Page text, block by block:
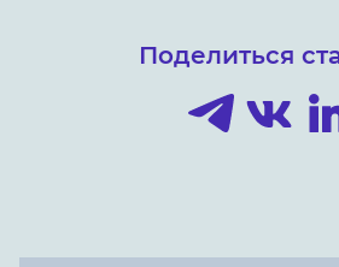
Поделиться